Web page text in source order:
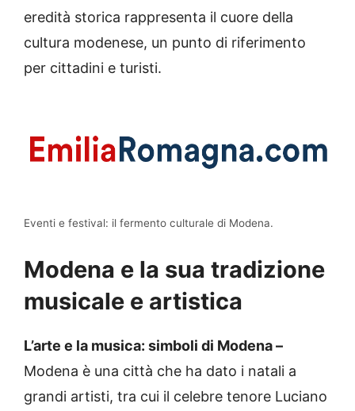
eredità storica rappresenta il cuore della
cultura modenese, un punto di riferimento
per cittadini e turisti.
Eventi e festival: il fermento culturale di Modena.
Modena e la sua tradizione
musicale e artistica
L’arte e la musica: simboli di Modena –
Modena è una città che ha dato i natali a
grandi artisti, tra cui il celebre tenore Luciano